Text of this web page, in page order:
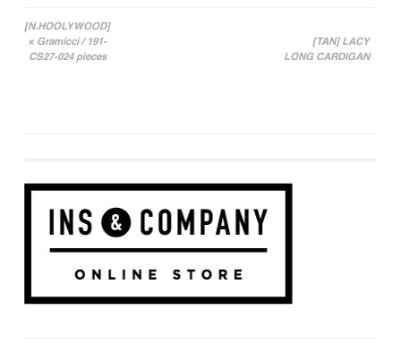
投稿ナビゲーション
[N.HOOLYWOOD]
× Gramicci / 191-
CS27-024 pieces
[TAN] LACY
LONG CARDIGAN